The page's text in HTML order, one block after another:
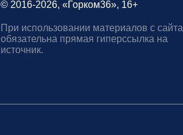
© 2016-2026, «Горком36», 16+
При использовании материалов с сайта
обязательна прямая гиперссылка на
источник.